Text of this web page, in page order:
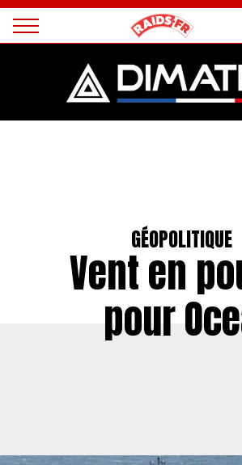
Magazine
GÉOPOLITIQUE
Vent en
pour
Panneau de gestion des cookies